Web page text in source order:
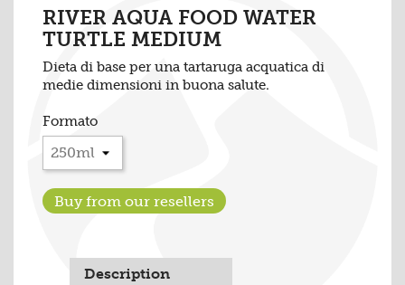
RIVER AQUA FOOD WATER
TURTLE MEDIUM
Dieta di base per una tartaruga acquatica di
medie dimensioni in buona salute.
Formato
Buy from our resellers
Description